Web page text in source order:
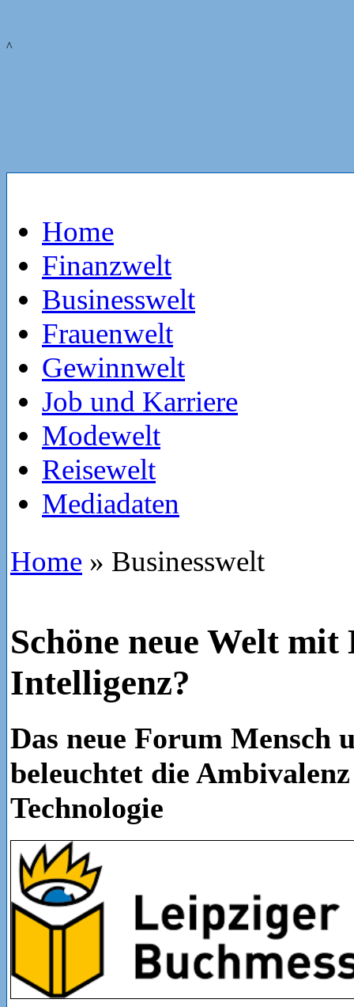
^
Home
Finanzwelt
Businesswelt
Frauenwelt
Gewinnwelt
Job und Karriere
Modewelt
Reisewelt
Mediadaten
Home » Businesswelt
Schöne neue Welt
Intelligenz?
Das neue Forum Mensch
beleuchtet die
Technologie